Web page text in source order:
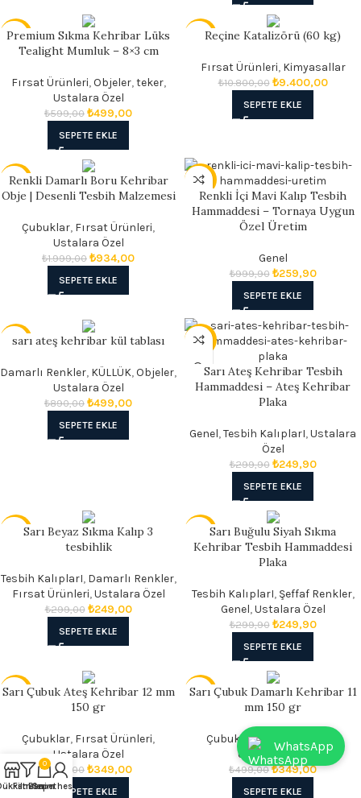
- 17%
Premium Sıkma Kehribar Lüks
Tealight Mumluk – 8×3 cm
Fırsat Ürünleri,Objeler,teker,
Ustalara Özel
₺599,00 ₺499,00
SEPETE EKLE
- 13%Reçine Katalizörü (60 kg)
Fırsat Ürünleri, Kimyasallar
₺10.800,00 ₺9.400,00
SEPETE EKLE
- 53%
Renkli Damarlı Boru Kehribar
Obje | Desenli Tesbih Malzemesi
Çubuklar, Fırsat Ürünleri,
Ustalara Özel
₺1.999,00 ₺934,00
SEPETE EKLE
- 74%
Renkli İçi Mavi Kalıp Tesbih
Hammaddesi – Tornaya Uygun
Özel Üretim
Genel
₺999,90 ₺259,90
SEPETE EKLE
- 44%
sarı ateş kehribar kül tablası
Damarlı Renkler, KÜLLÜK,Objeler,
Ustalara Özel
₺890,00 ₺499,00
SEPETE EKLE
- 17%
Sarı Ateş Kehribar Tesbih
Hammaddesi – Ateş Kehribar
Plaka
Genel,Tesbih KalıplarI,Ustalara
Özel
₺299,90 ₺249,90
SEPETE EKLE
- 17%Sarı Beyaz Sıkma Kalıp 3
tesbihlik
Tesbih KalıplarI, Damarlı Renkler,
Fırsat Ürünleri,Ustalara Özel
₺299,00 ₺249,00
SEPETE EKLE
- 17%Sarı Buğulu Siyah Sıkma
Kehribar Tesbih Hammaddesi
Plaka
Tesbih KalıplarI, Şeffaf Renkler,
Genel,Ustalara Özel
₺299,90 ₺249,90
SEPETE EKLE
- 30%
Sarı Çubuk Ateş Kehribar 12 mm
150 gr
Çubuklar, Fırsat Ürünleri,
Ustalara Özel
₺499,00 ₺349,00
SEPETE EKLE
- 30%
Sarı Çubuk Damarlı Kehribar 11
mm 150 gr
Çubuklar,Fırsat Ürünleri
Ustalara Özel
₺499,00 ₺349,00
SEPETE EKLE
Filtreler
0
Sepet
Benim hesabım
WhatsApp